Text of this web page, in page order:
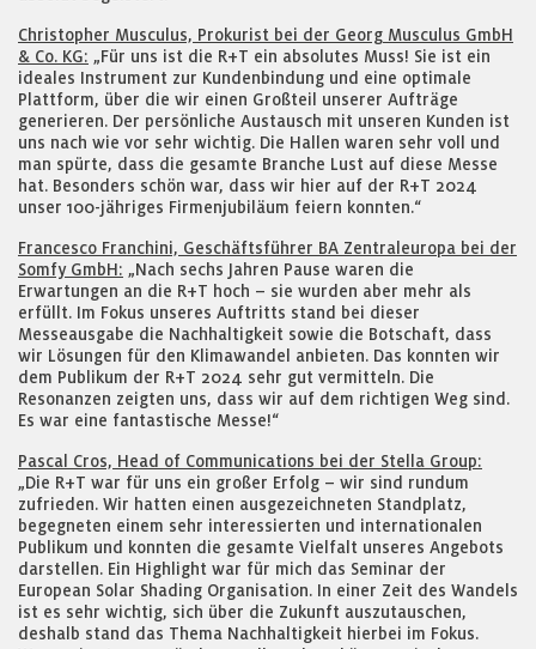
Christopher Musculus, Prokurist bei der Georg Musculus GmbH
& Co. KG: „Für uns ist die R+T ein absolutes Muss! Sie ist ein
ideales Instrument zur Kundenbindung und eine optimale
Plattform, über die wir einen Großteil unserer Aufträge
generieren. Der persönliche Austausch mit unseren Kunden ist
uns nach wie vor sehr wichtig. Die Hallen waren sehr voll und
man spürte, dass die gesamte Branche Lust auf diese Messe
hat. Besonders schön war, dass wir hier auf der R+T 2024
unser 100-jähriges Firmenjubiläum feiern konnten.“
Francesco Franchini, Geschäftsführer BA Zentraleuropa bei der
Somfy GmbH: „Nach sechs Jahren Pause waren die
Erwartungen an die R+T hoch – sie wurden aber mehr als
erfüllt. Im Fokus unseres Auftritts stand bei dieser
Messeausgabe die Nachhaltigkeit sowie die Botschaft, dass
wir Lösungen für den Klimawandel anbieten. Das konnten wir
dem Publikum der R+T 2024 sehr gut vermitteln. Die
Resonanzen zeigten uns, dass wir auf dem richtigen Weg sind.
Es war eine fantastische Messe!“
Pascal Cros, Head of Communications bei der Stella Group:
„Die R+T war für uns ein großer Erfolg – wir sind rundum
zufrieden. Wir hatten einen ausgezeichneten Standplatz,
begegneten einem sehr interessierten und internationalen
Publikum und konnten die gesamte Vielfalt unseres Angebots
darstellen. Ein Highlight war für mich das Seminar der
European Solar Shading Organisation. In einer Zeit des Wandels
ist es sehr wichtig, sich über die Zukunft auszutauschen,
deshalb stand das Thema Nachhaltigkeit hierbei im Fokus.